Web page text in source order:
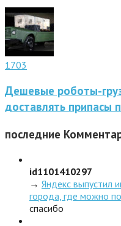
1703
Дешевые роботы-
доставлять припасы
последние
id1101410297
→ Яндекс выпустил
города, где можно
спасибо